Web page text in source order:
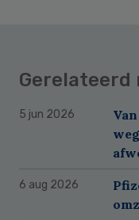
Gerelateerd
5 jun 2026
6 aug 2026